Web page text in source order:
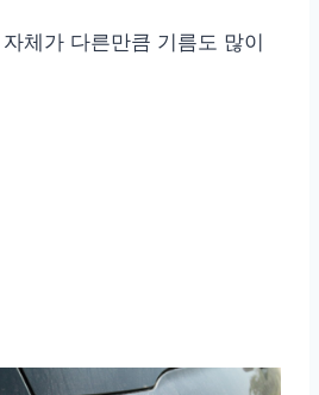
체가 다른만큼 기름도 많이